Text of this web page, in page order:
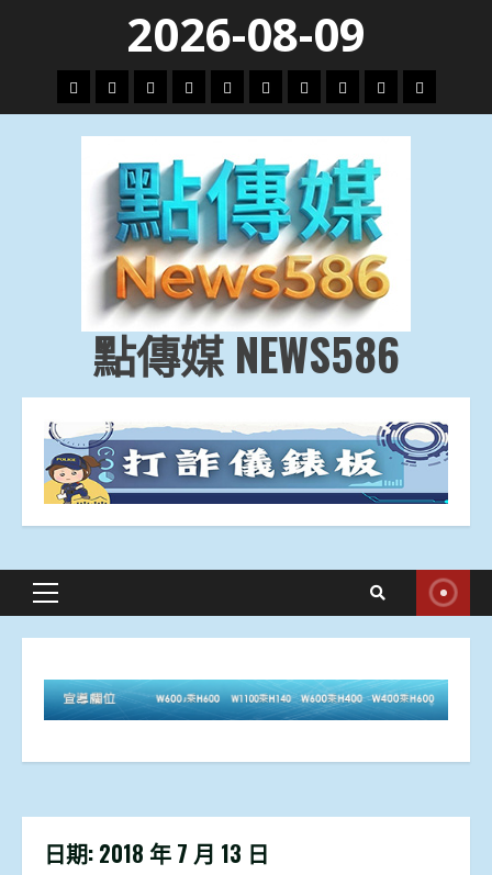
content
2026-08-09
頭
條
財
經
地
方.
會
文
教.
技
專
題
娛
樂
劇
政
治
國
際
運
動
生
活
點傳媒 NEWS586
Primary
日期: 2018 年 7 月 13 日